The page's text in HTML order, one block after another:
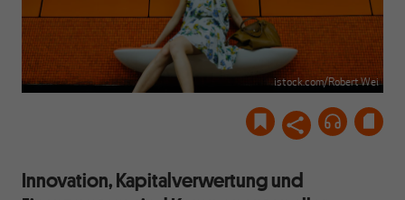
istock.com/Robert Wei
Innovation, Kapitalverwertung und